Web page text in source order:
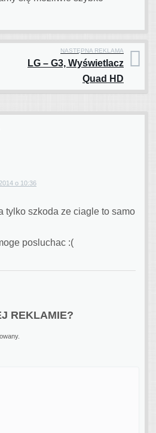
NASTĘPNA REKLAMA
LG – G3, Wyświetlacz
Quad HD
o 10:36
tylko szkoda ze ciagle to samo
posluchac :(
REKLAMIE?